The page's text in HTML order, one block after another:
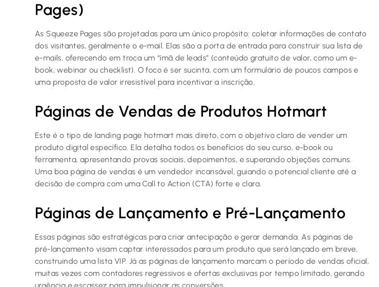
Pages)
As Squeeze Pages são projetadas para um único propósito: coletar informações de contato
dos visitantes, geralmente o e-mail. Elas são a porta de entrada para construir sua lista de
e-mails, oferecendo em troca um “ímã de leads” (conteúdo gratuito de valor, como um e-
book, webinar ou checklist). O foco é ser sucinta, com um formulário de poucos campos e
uma proposta de valor irresistível para incentivar a inscrição.
Páginas de Vendas de Produtos Hotmart
Este é o tipo de landing page hotmart mais direto, com o objetivo claro de vender um
produto digital específico. Ela detalha todos os benefícios do seu curso, e-book ou
ferramenta, apresentando provas sociais, depoimentos, e superando objeções comuns.
Uma boa página de vendas é um vendedor incansável, guiando o potencial cliente até a
decisão de compra com uma Call to Action (CTA) forte e clara.
Páginas de Lançamento e Pré-Lançamento
Essas páginas são estratégicas para criar antecipação e gerar demanda. As páginas de
pré-lançamento visam captar interessados para um produto que será lançado em breve,
construindo uma lista VIP. Já as páginas de lançamento marcam o período de vendas oficial,
muitas vezes com contadores regressivos e ofertas exclusivas por tempo limitado, gerando